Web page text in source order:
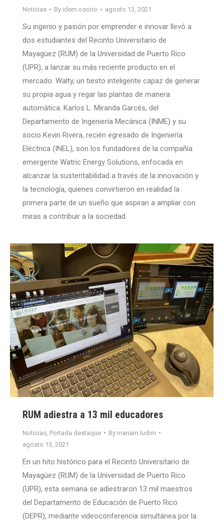
Noticias By idem.osorio agosto 13, 2021
Su ingenio y pasión por emprender e innovar llevó a
dos estudiantes del Recinto Universitario de
Mayagüez (RUM) de la Universidad de Puerto Rico
(UPR), a lanzar su más reciente producto en el
mercado: Walty, un tiesto inteligente capaz de generar
su propia agua y regar las plantas de manera
automática. Karlos L. Miranda Garcés, del
Departamento de Ingeniería Mecánica (INME) y su
socio Kevin Rivera, recién egresado de Ingeniería
Eléctrica (INEL), son los fundadores de la compañía
emergente Watric Energy Solutions, enfocada en
alcanzar la sustentabilidad a través de la innovación y
la tecnología, quienes convirtieron en realidad la
primera parte de un sueño que aspiran a ampliar con
miras a contribuir a la sociedad.
RUM adiestra a 13 mil educadores
Noticias Portada destaque By mariam.ludim
agosto 13, 2021
En un hito histórico para el Recinto Universitario de
Mayagüez (RUM) de la Universidad de Puerto Rico
(UPR), esta semana se adiestraron 13 mil maestros
del Departamento de Educación de Puerto Rico
(DEPR), mediante videoconferencia simultánea por la